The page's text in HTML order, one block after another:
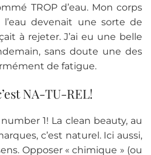
TROP d’eau. Mon corps
devenait une sorte de
à rejeter. J’ai eu une belle
sans doute une des
de fatigue.
NA-TU-REL!
1! La clean beauty, au
c’est naturel. Ici aussi,
Opposer « chimique » (ou